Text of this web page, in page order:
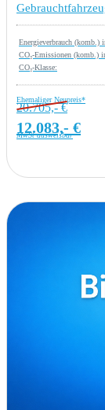
Energieverbrauch (komb.)
CO₂-Emissionen (komb.)
CO₂-Klasse:
Ehemaliger Neupreis*
20.705,- €
12.083,- €
MwSt ausweisbar